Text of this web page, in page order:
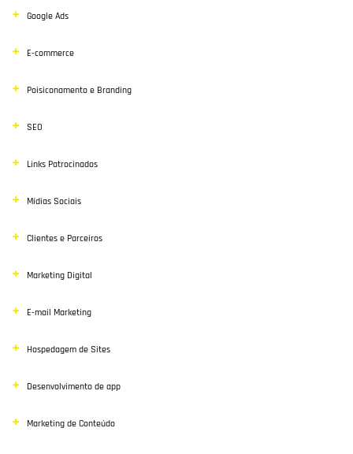
Google Ads
E-commerce
Poisiconamento e Branding
SEO
Links Patrocinados
Mídias Sociais
Clientes e Parceiros
Marketing Digital
E-mail Marketing
Hospedagem de Sites
Desenvolvimento de app
Marketing de Conteúdo